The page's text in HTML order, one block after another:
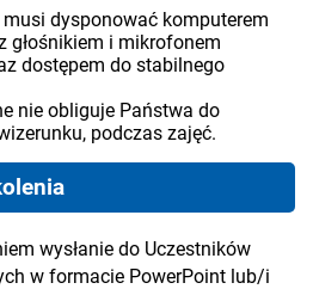
dysponować komputerem
głośnikiem i mikrofonem
dostępem do stabilnego
nie obliguje Państwa do
podczas zajęć.
wysłanie do Uczestników
w formacie PowerPoint lub/i